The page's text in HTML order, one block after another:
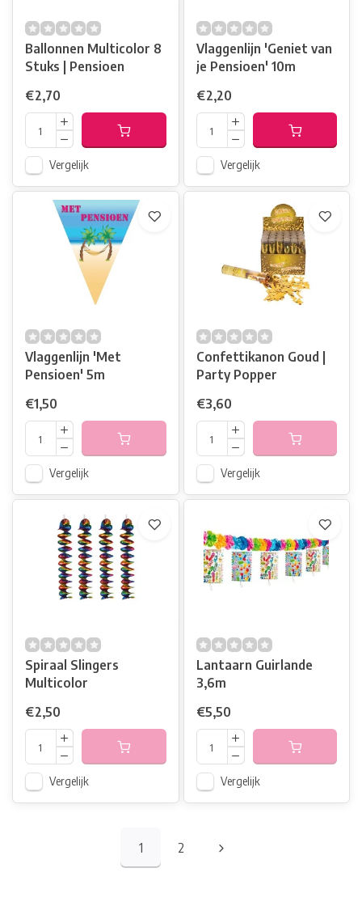
Ballonnen Multicolor 8
Stuks | Pensioen
€2,70
Vergelijk
Vlaggenlijn 'Geniet van
je Pensioen' 10m
€2,20
Vergelijk
Vlaggenlijn 'Met
Pensioen' 5m
€1,50
Vergelijk
Confettikanon Goud |
Party Popper
€3,60
Vergelijk
Spiraal Slingers
Multicolor
€2,50
Vergelijk
Lantaarn Guirlande
3,6m
€5,50
Vergelijk
1 2